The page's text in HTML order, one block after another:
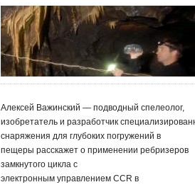
Алексей Важинский — подводный спелеолог,
изобретатель и разработчик
снаряжения для глубоких погружений в
пещеры расскажет о применении ребризеров
замкнутого цикла с
электронным управлением CCR в